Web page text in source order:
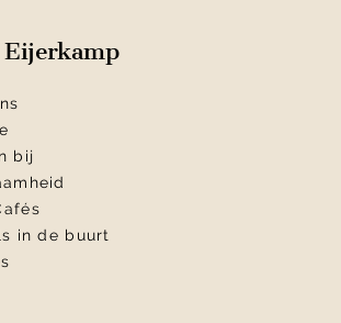
Eijerkamp
bij
in de buurt